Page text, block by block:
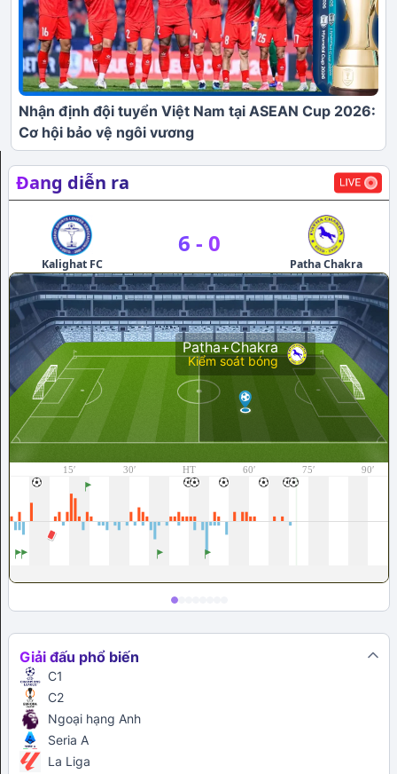
Nhận định đội tuyển Việt Nam tại ASEAN Cup 2026:
Cơ hội bảo vệ ngôi vương
Đang diễn ra
Kalighat FC
6 - 0
Patha Chakra
Giải đấu phổ biến
C1
C2
Ngoại hạng Anh
Seria A
La Liga